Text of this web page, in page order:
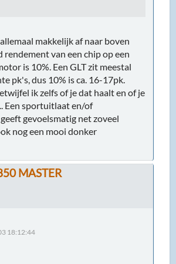
makkelijk af naar boven
rendement van een chip op een
is 10%. Een GLT zit meestal
pk's, dus 10% is ca. 16-17pk.
ik zelfs of je dat haalt en of je
Een sportuitlaat en/of
gevoelsmatig net zoveel
nog een mooi donker
MASTER
18:12:44